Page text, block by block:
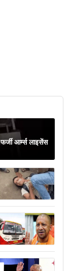
आर्म्स लाइसेंस